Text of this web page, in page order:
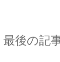
最後の記